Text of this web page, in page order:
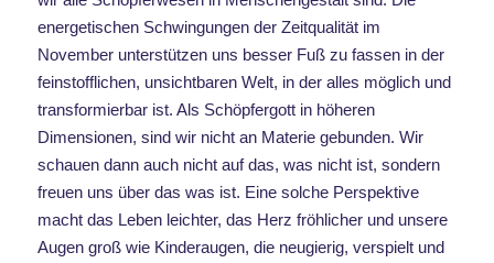
energetischen Schwingungen der Zeitqualität im
November unterstützen uns besser Fuß zu fassen in der
feinstofflichen, unsichtbaren Welt, in der alles möglich und
transformierbar ist. Als Schöpfergott in höheren
Dimensionen, sind wir nicht an Materie gebunden. Wir
schauen dann auch nicht auf das, was nicht ist, sondern
freuen uns über das was ist. Eine solche Perspektive
macht das Leben leichter, das Herz fröhlicher und unsere
Augen groß wie Kinderaugen, die neugierig, verspielt und